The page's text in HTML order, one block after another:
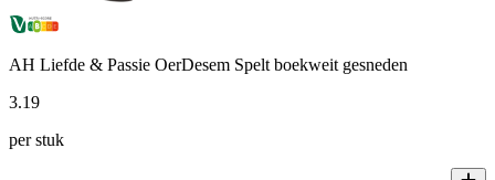
AH Liefde & Passie OerDesem Spelt boekweit gesneden
3.19
per stuk